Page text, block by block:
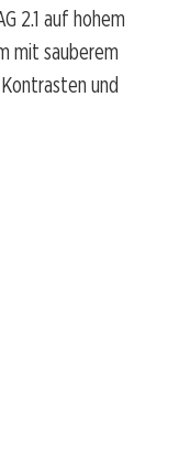
2.1 auf hohem
mit sauberem
und